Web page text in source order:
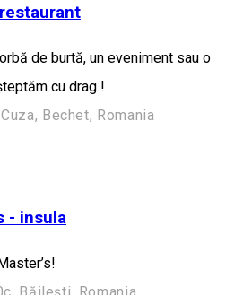
de burtă, un eveniment sau o
cu drag !
Bechet, Romania
- insula